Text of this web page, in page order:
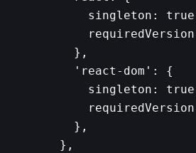
singleton:
        },
        'react-dom': {
singleton:
        },
      },